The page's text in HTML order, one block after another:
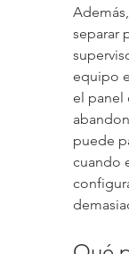
Además,
separar
equipo
el panel
puede
cuando